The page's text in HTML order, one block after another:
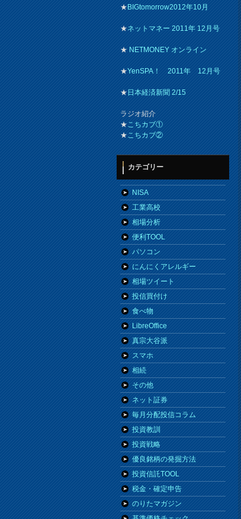
★BIGtomorrow2012年10月
★ネットマネー 2011年 12月号
★NETMONEY オンライン
★YenSPA！ 2011年 12月号
★日本経済新聞 2/15
ラジオ紹介
★こちカブ①
★こちカブ②
カテゴリー
NISA
工業高校
相場分析
便利TOOL
パソコン
にんにくアレルギー
相場ツイート
投信買付け
食べ物
LibreOffice
真宗大谷派
スマホ
相続
その他
ネット証券
毎月分配投信コラム
投資教訓
投資戦略
優良銘柄の発掘方法
投資信託TOOL
税金・確定申告
のりたマガジン